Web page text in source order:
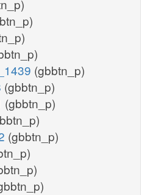
(gbbtn_p)
(gbbtn_p)
(gbbtn_p)
(gbbtn_p)